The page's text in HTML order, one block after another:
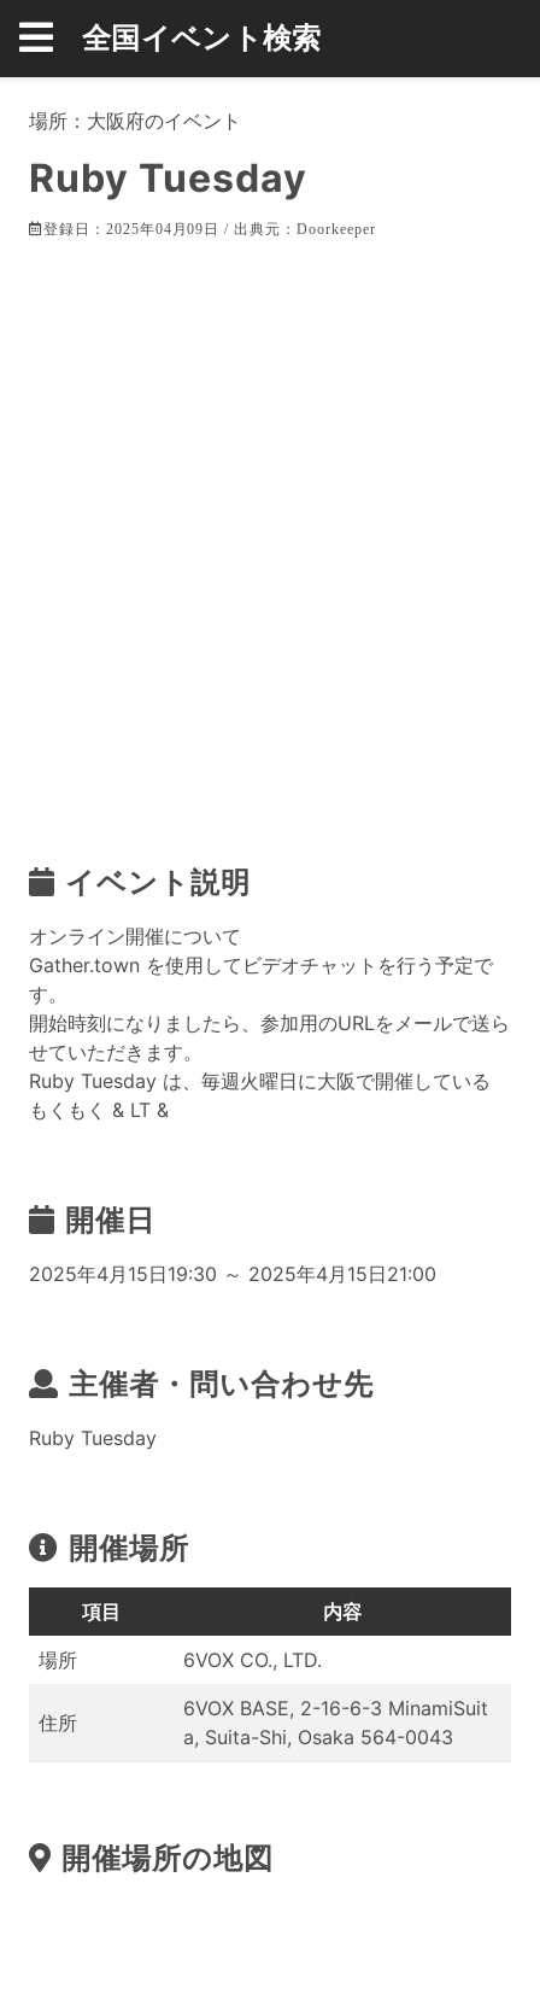
全国イベント検索
場所： 大阪府のイベント
Ruby Tuesday
登録日：2025年04月09日 / 出典元：Doorkeeper
イベント説明
オンライン開催について
Gather.town を使用してビデオチャットを行う予定で
す。
開始時刻になりましたら、参加用のURLをメールで送ら
せていただきます。
Ruby Tuesday は、毎週火曜日に大阪で開催している
もくもく & LT &
開催日
2025年4月15日19:30 ～ 2025年4月15日21:00
主催者・問い合わせ先
Ruby Tuesday
開催場所
項目
内容
場所
6VOX CO., LTD.
住所
6VOX BASE, 2-16-6-3 MinamiSuit
a, Suita-Shi, Osaka 564-0043
開催場所の地図